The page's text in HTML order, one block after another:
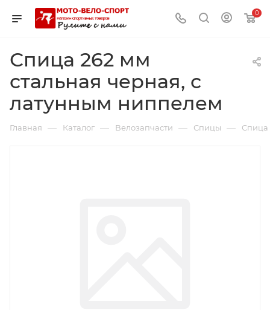
0
Спица 262 мм
стальная черная, с
латунным ниппелем
Главная — Каталог — Велозапчасти — Спицы — Спица